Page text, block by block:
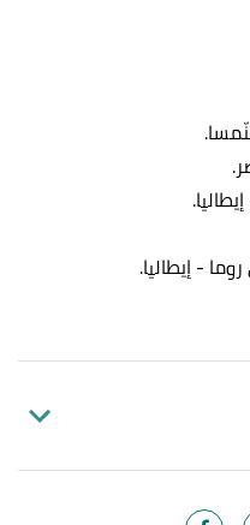
- إيطاليا.